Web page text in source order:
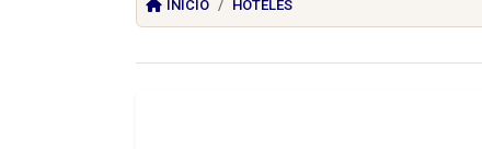
INICIO HOTELES